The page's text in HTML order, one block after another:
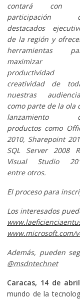
contará con
participación
destacados
de la región y
herramientas
maximizar
productividad
creatividad de
nuestras
como parte de la ola
lanzamiento
productos como
2010, Sharepoint
SQL Server 2008
Visual Studio
entre otros.
El proceso para
Los interesados
www.microsoft.com/
Además, pueden
@msdntechnet
Caracas, 14 de
mundo de la